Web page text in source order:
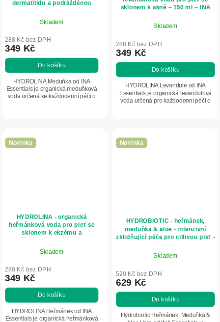
dermatitidu a podrážděnou
Essentials
Skladem
288 Kč bez DPH
349 Kč
Do košíku
HYDROLINA Meduňka od INA
Essentials je organická meduňková
voda určená ke každodenní péči o
sklonem k akné – 150 ml – INA
Skladem
288 Kč bez DPH
349 Kč
Do košíku
HYDROLINA Levandule od INA
Essentials je organická levandulová
voda určená pro každodenní péči o
Novinka
HYDROLINA - organická
heřmánková voda pro pleť se
sklonem k ekzému a
- INA Essentials
Skladem
288 Kč bez DPH
349 Kč
Do košíku
HYDROLINA Heřmánek od INA
Essentials je organická heřmánková
Novinka
HYDROBIOTIC - heřmánek,
meduňka & aloe - intenzivní
zklidňující péče pro citlivou pleť -
Skladem
520 Kč bez DPH
629 Kč
Do košíku
Hydrobiotic Heřmánek, Meduňka &